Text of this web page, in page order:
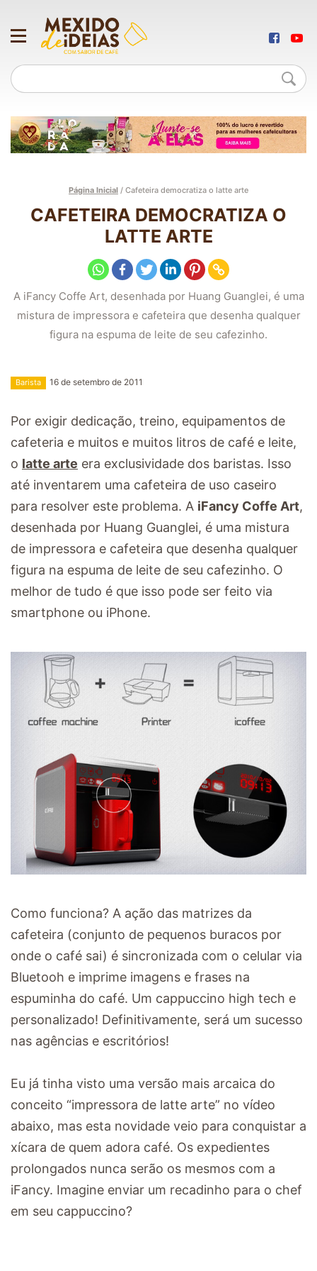
Página Inicial / Cafeteira democratiza o latte arte
CAFETEIRA DEMOCRATIZA O
LATTE ARTE
A iFancy Coffe Art, desenhada por Huang Guanglei, é uma
mistura de impressora e cafeteira que desenha qualquer
figura na espuma de leite de seu cafezinho.
Barista 16 de setembro de 2011
Por exigir dedicação, treino, equipamentos de
cafeteria e muitos e muitos litros de café e leite,
o latte arte era exclusividade dos baristas. Isso
até inventarem uma cafeteira de uso caseiro
para resolver este problema. A iFancy Coffe Art,
desenhada por Huang Guanglei, é uma mistura
de impressora e cafeteira que desenha qualquer
figura na espuma de leite de seu cafezinho. O
melhor de tudo é que isso pode ser feito via
smartphone ou iPhone.
Como funciona? A ação das matrizes da
cafeteira (conjunto de pequenos buracos por
onde o café sai) é sincronizada com o celular via
Bluetooh e imprime imagens e frases na
espuminha do café. Um cappuccino high tech e
personalizado! Definitivamente, será um sucesso
nas agências e escritórios!
Eu já tinha visto uma versão mais arcaica do
conceito “impressora de latte arte” no vídeo
abaixo, mas esta novidade veio para conquistar a
xícara de quem adora café. Os expedientes
prolongados nunca serão os mesmos com a
iFancy. Imagine enviar um recadinho para o chef
em seu cappuccino?